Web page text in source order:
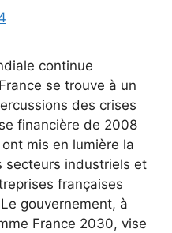
continue
se trouve à un
des crises
financière de 2008
mis en lumière la
secteurs industriels et
françaises
gouvernement, à
France 2030, vise